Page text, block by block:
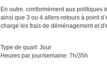
En outre, conformément aux
ainsi que 3 ou 4 allers-retours à point
charge les frais de déménagement et
Type de quart: Jour
Heures par jour/semaine: 7h/35h